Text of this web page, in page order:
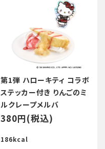
第1弾 ハローキティ コラボ
ステッカー付き りんごのミ
ルクレープメルバ
380円(税込)
186kcal